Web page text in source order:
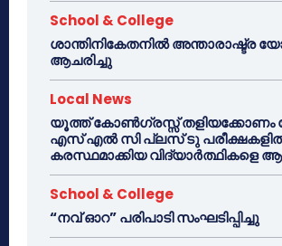
School & College
ശാന്തിനികേതനിൽ അന്താരാഷ്ട്ര
ആചരിച്ചു
Local News
യൂത്ത് കോൺഗ്രസ്സ് തളിയക്കോണം
എസ് എൽ സി പ്ലസ് ടു പരീക്ഷകളിൽ
കരസ്ഥമാക്കിയ വിദ്യാർത്ഥികളെ
School & College
“നവ് ഓറ” പരിപാടി സംഘടിപ്പിച്ചു